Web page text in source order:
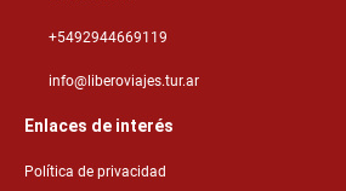
+5492944669119
info@liberoviajes.tur.ar
Enlaces de interés
Política de privacidad